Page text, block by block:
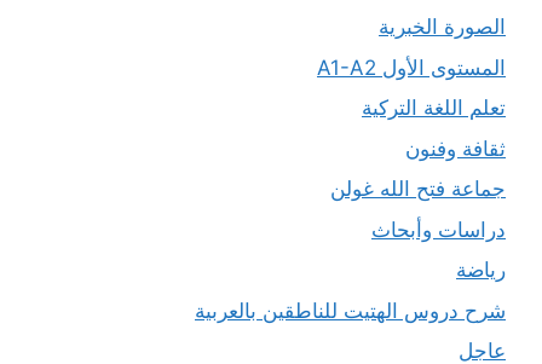
الصورة الخبرية
المستوى الأول A1-A2
تعلم اللغة التركية
ثقافة وفنون
جماعة فتح الله غولن
دراسات وأبحاث
رياضة
شرح دروس الهتيت للناطقين بالعربية
عاجل